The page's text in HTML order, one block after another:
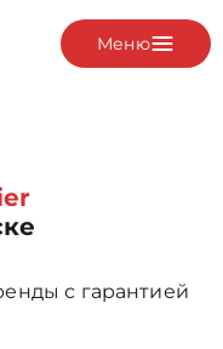
Меню
с гарантией